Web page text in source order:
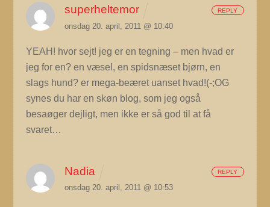
superheltemor
onsdag 20. april, 2011 @ 10:40
YEAH! hvor sejt! jeg er en tegning – men hvad er
jeg for en? en væsel, en spidsnæset bjørn, en
slags hund? er mega-beæret uanset hvad!(-;OG
synes du har en skøn blog, som jeg også
besaøger dejligt, men ikke er så god til at få
svaret…
REPLY
Nadia
onsdag 20. april, 2011 @ 10:53
REPLY